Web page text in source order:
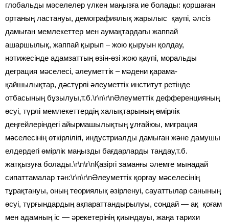
глобальды мәселелер үлкен маңызға ие болады: қоршаған
ортаның ластануы, демографиялық жарылыс қаупі, әлсіз
дамыған мемлекеттер мен аумақтардағы жаппай
ашаршылық, жаппай қырып – жою қыруын қолдау,
нәтижесінде адамзаттың өзін-өзі жою қаупі, моральды
деграция мәселесі, әлеуметтік – мәдени қарама-
қайшылықтар, дәстүрлі әлеуметтік институт ретінде
отбасының бұзылуы,т.б.\r\n\r\nӘлеуметтік дефференцияның
өсуі, түрлі мемлекеттердің халықтарының өмірлік
деңгейлеріндегі айырмашылықтың ұлғайюы, миграция
мәселесінің өткірлілігі, индустриалды дамыған және дамушы
елдердегі өмірлік маңызды бағдарларды таңдау,т.б.
жатқызуға болады.\r\n\r\nҚазіргі заманғы әлемге мынадай
сипаттамалар тән:\r\n\r\nӘлеуметтік қорғау мәселесінің
тұрақтануы, оның теориялық әзірленуі, сауаттылар санының
өсуі, тұрғындардың ақпараттандырылуы, сондай — ақ қоғам
мен адамның іс — әрекетерінің қиындауы, жаңа тарихи